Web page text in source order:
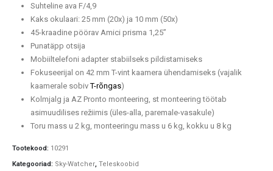
Suhteline ava F/4,9
Kaks okulaari: 25 mm (20x) ja 10 mm (50x)
45-kraadine pöörav Amici prisma 1,25”
Punatäpp otsija
Mobiiltelefoni adapter stabiilseks pildistamiseks
Fokuseerijal on 42 mm T-vint kaamera ühendamiseks (vajalik
kaamerale sobivT-rõngas)
Kolmjalg ja AZ Pronto monteering, st monteering töötab
asimuudilises režiimis (üles-alla, paremale-vasakule)
Toru mass u 2 kg, monteeringu mass u 6 kg, kokku u 8 kg
Tootekood: 10291
Kategooriad: Sky-Watcher Teleskoobid